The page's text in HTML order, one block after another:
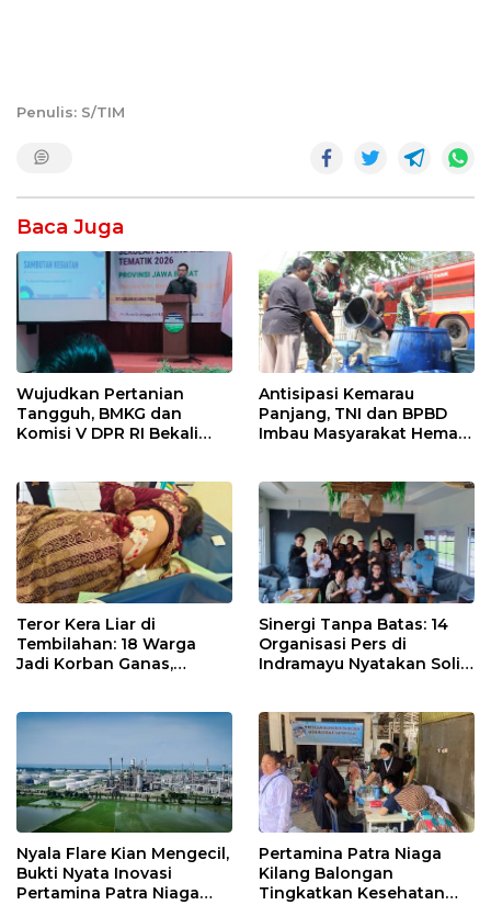
Penulis: S/TIM
Baca Juga
Wujudkan Pertanian
Tangguh, BMKG dan
Komisi V DPR RI Bekali
Antisipasi Kemarau
Panjang, TNI dan BPBD
Imbau Masyarakat Hemat
Teror Kera Liar di
Tembilahan: 18 Warga
Jadi Korban Ganas,
Sinergi Tanpa Batas: 14
Organisasi Pers di
Indramayu Nyatakan Solid
Nyala Flare Kian Mengecil,
Bukti Nyata Inovasi
Pertamina Patra Niaga
Pertamina Patra Niaga
Kilang Balongan
Tingkatkan Kesehatan